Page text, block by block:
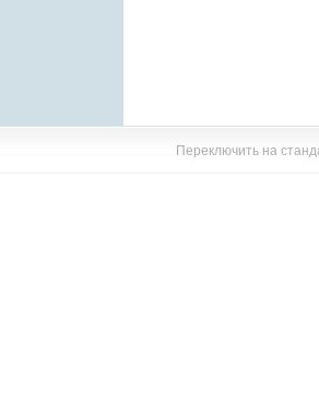
Переключить на